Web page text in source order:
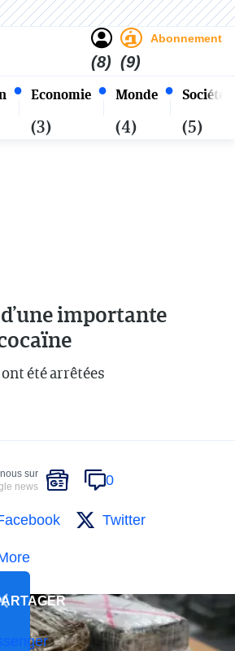
Economie
(3)
Monde
(4)
Société
(5)
(8)
Abonnement
(9)
Alger
importante
été arrêtées
sur
news
0
Twitter